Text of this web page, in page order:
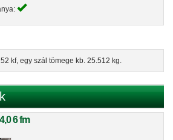
kf, egy szál tömege kb. 25.512 kg.
6 fm